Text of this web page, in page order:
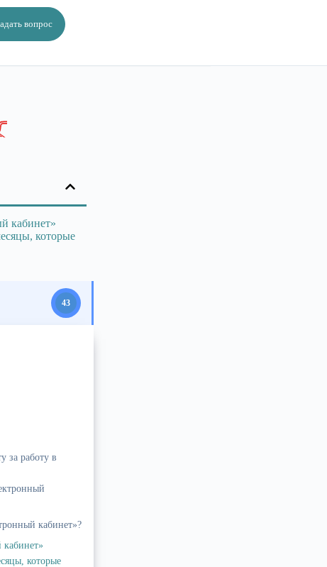
вопрос
кабинет»
которые
43
за работу в
кабинет»?
которые